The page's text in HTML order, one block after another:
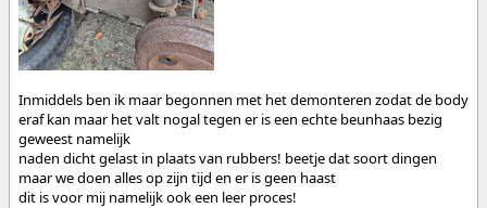
Inmiddels ben ik maar begonnen met het demonteren zodat de body
eraf kan maar het valt nogal tegen er is een echte beunhaas bezig
geweest namelijk
naden dicht gelast in plaats van rubbers! beetje dat soort dingen
maar we doen alles op zijn tijd en er is geen haast
dit is voor mij namelijk ook een leer proces!